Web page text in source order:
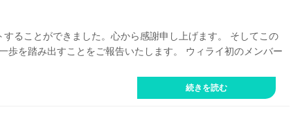
ることができました。心から感謝申し上げます。 そしてこの
歩を踏み出すことをご報告いたします。 ウィライ初のメンバー
続きを読む